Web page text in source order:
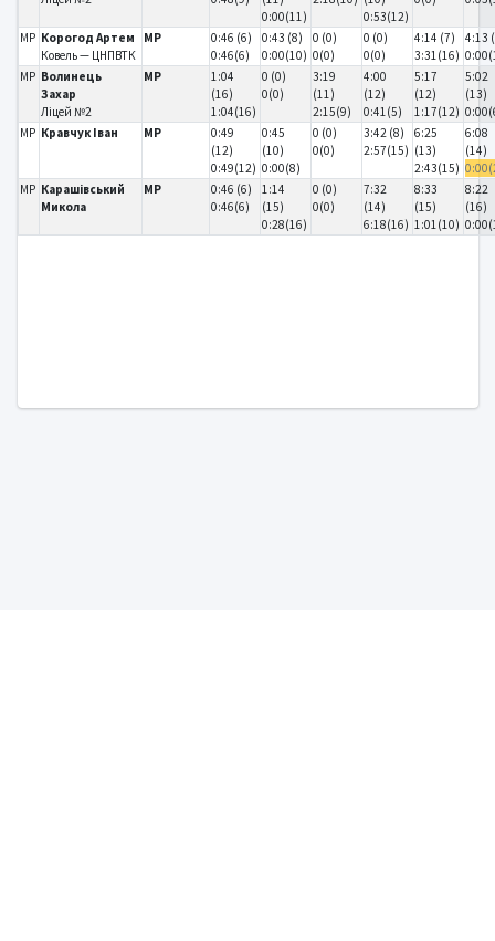
0:00(11)
0:53(12)
MP Корогод Артем
Ковель — ЦНПВТК
MP
0:46 (6)
0:46(6)
0:43 (8)
0:00(10)
0 (0)
0(0)
0 (0)
0(0)
4:14 (7)
3:31(16)
4:13
MP Волинець
Захар
Ліцей №2
MP
1:04
(16)
1:04(16)
0 (0)
0(0)
3:19
(11)
2:15(9)
4:00
(12)
0:41(5)
5:17
(12)
1:17(12)
5:02
(13)
MP Кравчук Іван MP
0:49
(12)
0:49(12)
0:45
(10)
0:00(8)
0 (0)
0(0)
3:42 (8)
2:57(15)
6:25
(13)
2:43(15)
6:08
(14)
MP Карашівський
Микола
MP
0:46 (6)
0:46(6)
1:14
(15)
0:28(16)
0 (0)
0(0)
7:32
(14)
6:18(16)
8:33
(15)
1:01(10)
8:22
(16)